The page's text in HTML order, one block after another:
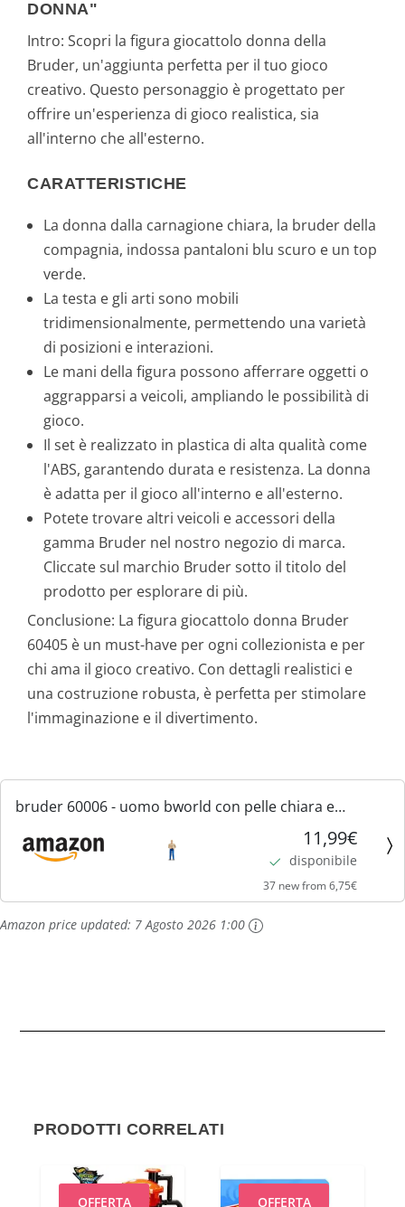
DONNA"
Intro: Scopri la figura giocattolo donna della
Bruder, un'aggiunta perfetta per il tuo gioco
creativo. Questo personaggio è progettato per
offrire un'esperienza di gioco realistica, sia
all'interno che all'esterno.
CARATTERISTICHE
La donna dalla carnagione chiara, la bruder della
compagnia, indossa pantaloni blu scuro e un top
verde.
La testa e gli arti sono mobili
tridimensionalmente, permettendo una varietà
di posizioni e interazioni.
Le mani della figura possono afferrare oggetti o
aggrapparsi a veicoli, ampliando le possibilità di
gioco.
Il set è realizzato in plastica di alta qualità come
l'ABS, garantendo durata e resistenza. La donna
è adatta per il gioco all'interno e all'esterno.
Potete trovare altri veicoli e accessori della
gamma Bruder nel nostro negozio di marca.
Cliccate sul marchio Bruder sotto il titolo del
prodotto per esplorare di più.
Conclusione: La figura giocattolo donna Bruder
60405 è un must-have per ogni collezionista e per
chi ama il gioco creativo. Con dettagli realistici e
una costruzione robusta, è perfetta per stimolare
l'immaginazione e il divertimento.
bruder 60006 - uomo bworld con pelle chiara e
pantaloni blu, figura giocattolo, contadino, agricoltore
11,99€
disponibile
37 new from 6,75€
Amazon price updated: 7 Agosto 2026 1:00
PRODOTTI CORRELATI
OFFERTA OFFERTA